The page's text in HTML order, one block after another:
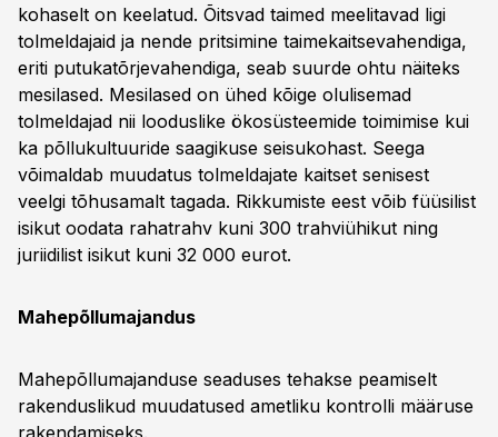
kohaselt on keelatud. Õitsvad taimed meelitavad ligi
tolmeldajaid ja nende pritsimine taimekaitsevahendiga,
eriti putukatõrjevahendiga, seab suurde ohtu näiteks
mesilased. Mesilased on ühed kõige olulisemad
tolmeldajad nii looduslike ökosüsteemide toimimise kui
ka põllukultuuride saagikuse seisukohast. Seega
võimaldab muudatus tolmeldajate kaitset senisest
veelgi tõhusamalt tagada. Rikkumiste eest võib füüsilist
isikut oodata rahatrahv kuni 300 trahviühikut ning
juriidilist isikut kuni 32 000 eurot.
Mahepõllumajandus
Mahepõllumajanduse seaduses tehakse peamiselt
rakenduslikud muudatused ametliku kontrolli määruse
rakendamiseks.